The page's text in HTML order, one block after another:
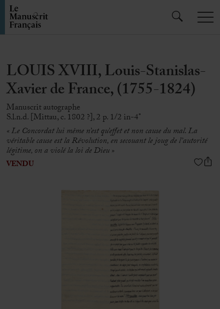
LOUIS XVIII, Louis-Stanislas-
Xavier de France, (1755-1824)
Manuscrit autographe
S.l.n.d. [Mittau, c. 1802 ?], 2 p. 1/2 in-4°
«Le Concordat lui même n’est qu’effet et non cause du mal. La
véritable cause est la Révolution, en secouant le joug de l’autorité
légitime, on a violé la loi de Dieu »
VENDU